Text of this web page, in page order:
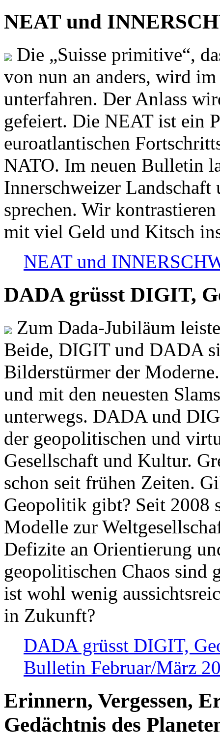
NEAT und
Die „Suisse primitive“,
von nun an anders, wird
unterfahren. Der Anlass
gefeiert. Die NEAT ist ein
euroatlantischen
NATO. Im neuen Bulletin
Innerschweizer
sprechen. Wir
mit viel Geld und Kitsch
NEAT und
DADA grüsst DIGIT,
Zum Dada-Jubiläum
Beide, DIGIT und DADA
Bilderstürmer der
und mit den neuesten
unterwegs. DADA und
der geopolitischen und
Gesellschaft und Kultur.
schon seit frühen Zeiten.
Geopolitik gibt? Seit 2008
Modelle zur
Defizite an Orientierung
geopolitischen Chaos sind
ist wohl wenig
in Zukunft?
DADA grüsst DIGIT,
Bulletin Februar/März
Erinnern, Vergessen,
Gedächtnis des